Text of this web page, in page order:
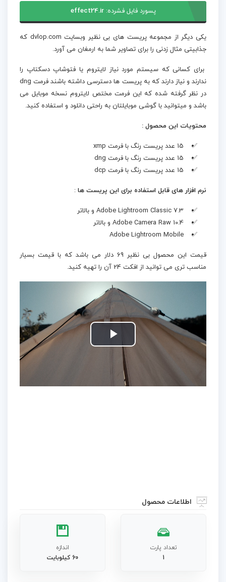
پسورد فایل فشرده:effect24.ir
یکی دیگر از مجموعه پریست های بی نظیر وبسایت dvlop.com که
جذابیتی مثال زدنی را برای تصاویر شما به ارمغان می آورد.
برای کسانی که سیستم مورد نیاز لایتروم یا فتوشاپ دسکتاپ را
ندارند و نیاز دارند که به پریست ها دسترسی داشته باشند فرمت dng
در نظر گرفته شده که این فرمت مختص لایتروم نسخه موبایل می
باشد و میتوانید با گوشی موبایلتان به راحتی دانلود و استفاده کنید.
محتویات این محصول :
15 عدد پریست رنگ با فرمت xmp
15 عدد پریست رنگ با فرمت dng
15 عدد پریست رنگ با فرمت dcp
نرم افزار های قابل استفاده برای این پریست ها :
Adobe Lightroom Classic 7.3 و بالاتر
Adobe Camera Raw 10.4 و بالاتر
Adobe Lightroom Mobile
قیمت این محصول بی نظیر 69 دلار می باشد که با قیمت بسیار
مناسب تری می توانید از افکت 24 آن را تهیه کنید.
Play
Video
اطلاعات محصول
تعداد پارت
1
اندازه
60 کیلوبایت